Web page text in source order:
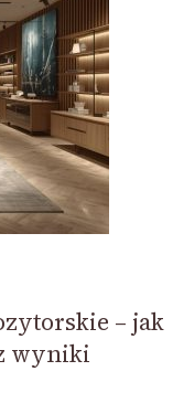
– jak
wyniki